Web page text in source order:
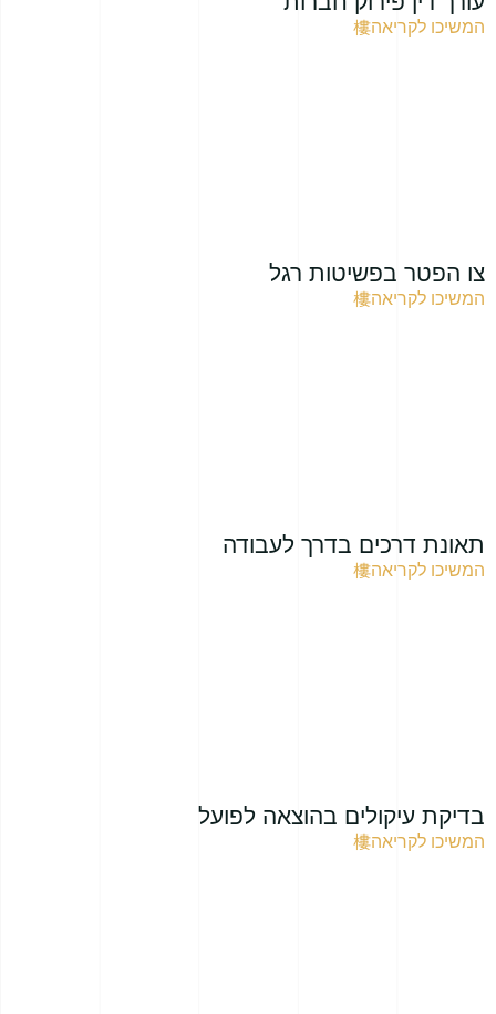
המשיכו לקריאה
צו הפטר בפשיטות רגל
המשיכו לקריאה
תאונת דרכים בדרך לעבודה
המשיכו לקריאה
בדיקת עיקולים בהוצאה לפועל
המשיכו לקריאה